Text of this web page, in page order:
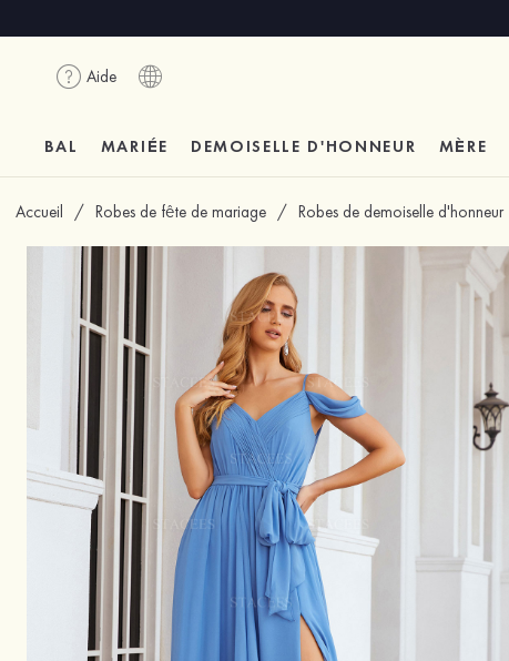
Aide
BAL MARIÉE DEMOISELLE D'HONNEUR MÈRE
Accueil / Robes de fête de mariage / Robes de demoiselle d'honneur